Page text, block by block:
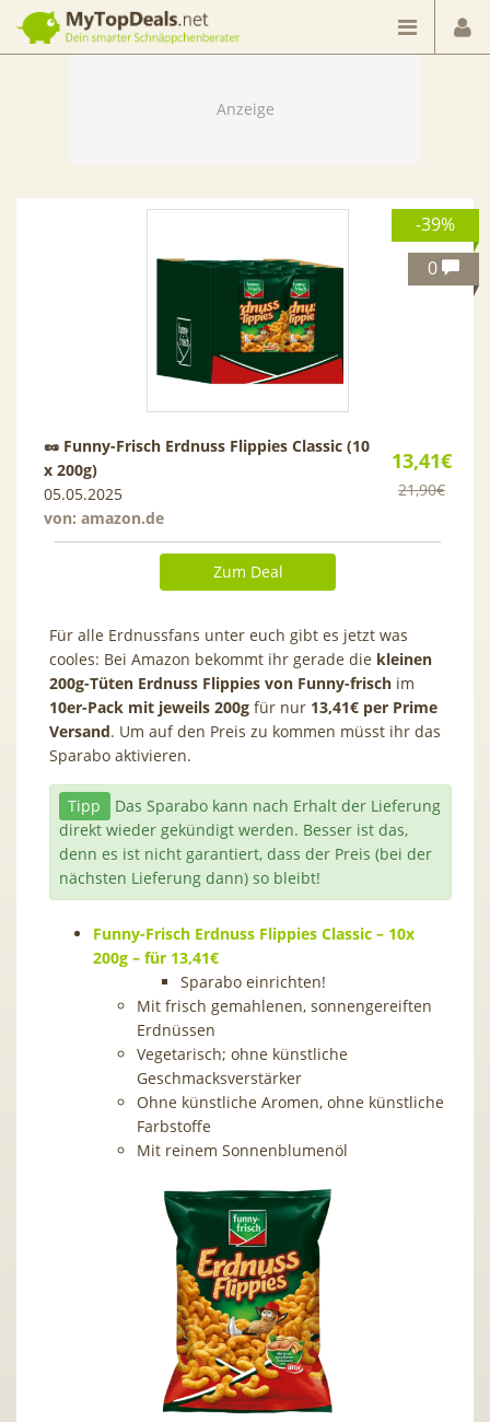
Dein smarter Schnäppchenberater
-39%
0
13,41€
21,90€
🥜​ Funny-Frisch Erdnuss Flippies Classic (10
x 200g)
05.05.2025
von: amazon.de
Zum Deal
Für alle Erdnussfans unter euch gibt es jetzt was
cooles: Bei Amazon bekommt ihr gerade die kleinen
200g-Tüten Erdnuss Flippies von Funny-frisch im
10er-Pack mit jeweils 200g für nur 13,41€ per Prime
Versand. Um auf den Preis zu kommen müsst ihr das
Sparabo aktivieren.
Tipp
Das Sparabo kann nach Erhalt der Lieferung
direkt wieder gekündigt werden. Besser ist das,
denn es ist nicht garantiert, dass der Preis (bei der
nächsten Lieferung dann) so bleibt!
Funny-Frisch Erdnuss Flippies Classic – 10x
200g – für 13,41€
Sparabo einrichten!
Mit frisch gemahlenen, sonnengereiften
Erdnüssen
Vegetarisch; ohne künstliche
Geschmacksverstärker
Ohne künstliche Aromen, ohne künstliche
Farbstoffe
Mit reinem Sonnenblumenöl